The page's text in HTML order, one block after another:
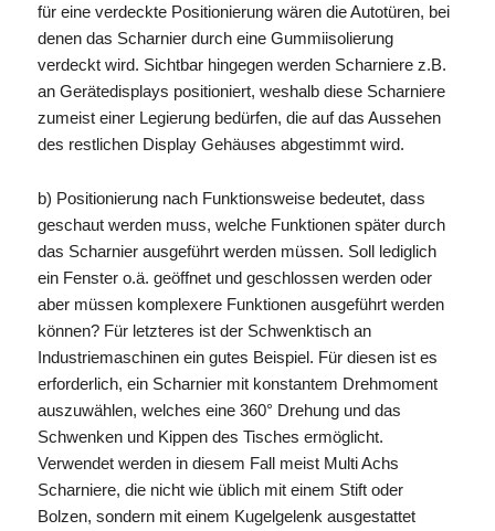
für eine verdeckte Positionierung wären die Autotüren, bei
denen das Scharnier durch eine Gummiisolierung
verdeckt wird. Sichtbar hingegen werden Scharniere z.B.
an Gerätedisplays positioniert, weshalb diese Scharniere
zumeist einer Legierung bedürfen, die auf das Aussehen
des restlichen Display Gehäuses abgestimmt wird.
b) Positionierung nach Funktionsweise bedeutet, dass
geschaut werden muss, welche Funktionen später durch
das Scharnier ausgeführt werden müssen. Soll lediglich
ein Fenster o.ä. geöffnet und geschlossen werden oder
aber müssen komplexere Funktionen ausgeführt werden
können? Für letzteres ist der Schwenktisch an
Industriemaschinen ein gutes Beispiel. Für diesen ist es
erforderlich, ein Scharnier mit konstantem Drehmoment
auszuwählen, welches eine 360° Drehung und das
Schwenken und Kippen des Tisches ermöglicht.
Verwendet werden in diesem Fall meist Multi Achs
Scharniere, die nicht wie üblich mit einem Stift oder
Bolzen, sondern mit einem Kugelgelenk ausgestattet